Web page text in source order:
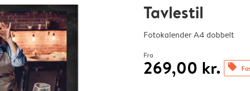
Tavlestil
Fotokalender A4 dobbelt
Fra
269,00 kr. offers